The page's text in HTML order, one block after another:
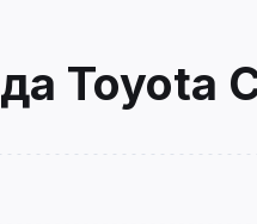
Toyota